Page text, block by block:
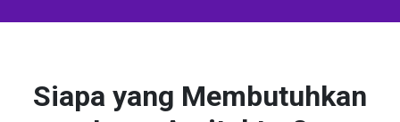
Siapa yang Membutuhkan